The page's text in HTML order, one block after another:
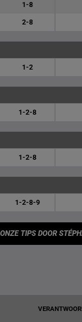
1-8
2-8
1-2
1-2-8
1-2-8
1-2-8-9
ONZE TIPS DOOR